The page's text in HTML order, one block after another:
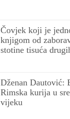
Čovjek koji je
knjigom od
stotine tisuća
Dženan Dautović:
Rimska kurija u
vijeku